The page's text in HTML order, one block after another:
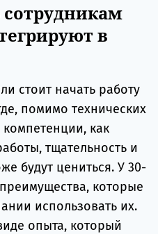
сотрудникам
в
стоит начать работу
помимо технических
как
тщательность и
будут цениться. У 30-
которые
использовать их.
опыта, который